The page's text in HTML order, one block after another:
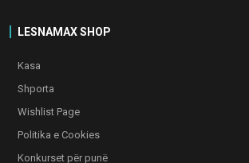
LESNAMAX SHOP
Kasa
Shporta
Wishlist Page
Politika e Cookies
Konkurset për punë